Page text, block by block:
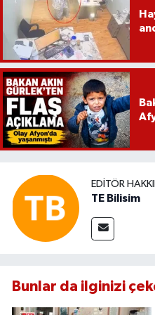
EDITÖR
TE Bilisim
Bunlar da ilginizi